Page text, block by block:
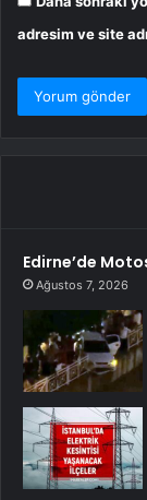
adresim ve site
Edirne’de
Ağustos 7, 2026